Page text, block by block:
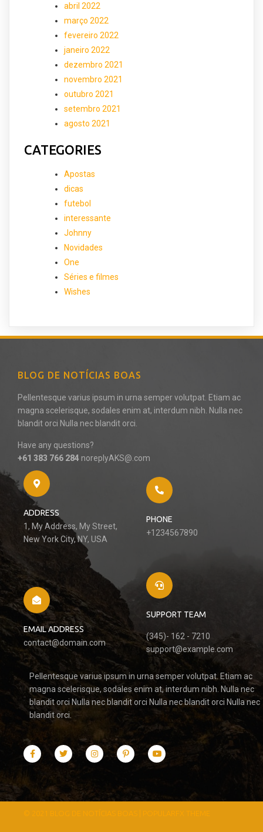
abril 2022
março 2022
fevereiro 2022
janeiro 2022
dezembro 2021
novembro 2021
outubro 2021
setembro 2021
agosto 2021
CATEGORIES
Apostas
dicas
futebol
interessante
Johnny
Novidades
One
Séries e filmes
Wishes
BLOG DE NOTÍCIAS BOAS
Pellentesque varius ipsum in urna semper volutpat. Etiam ac
magna scelerisque, sodales enim at, interdum nibh. Nulla nec
blandit orci Nulla nec blandit orci.
Have any questions?
+61 383 766 284 noreplyAKS@.com
ADDRESS
1, My Address, My Street,
New York City, NY, USA
PHONE
+1234567890
EMAIL ADDRESS
contact@domain.com
SUPPORT TEAM
(345)- 162 - 7210
support@example.com
Pellentesque varius ipsum in urna semper volutpat. Etiam ac
magna scelerisque, sodales enim at, interdum nibh. Nulla nec
blandit orci Nulla nec blandit orci Nulla nec blandit orci Nulla nec
blandit orci.
© 2021 BLOG DE NOTÍCIAS BOAS | POPULARFX THEME